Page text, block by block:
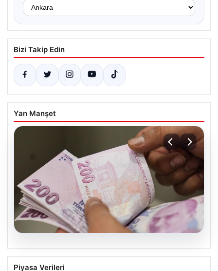
Bizi Takip Edin
Yan Manşet
05.08.2026
Bayram ikramiyeleri ne zaman yatacak?
Piyasa Verileri